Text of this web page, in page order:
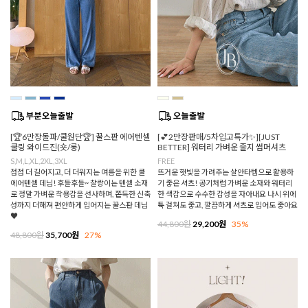
[🏆6만장돌파/쿨원단🏆] 꿀스판 에어텐셀
쿨링 와이드진(숏/롱)
S,M,L,XL,2XL,3XL
점점 더 길어지고, 더 더워지는 여름을 위한 쿨
에어텐셀 데님! 후들후들~ 찰랑이는 텐셀 소재
로 정말 가벼운 착용감을 선사하며, 쫀득한 신축
성까지 더해져 편안하게 입어지는 꿀스판 데님
♥
48,800원35,700원 27%
[💕2만장판매/5차입고특가✨][JUST
BETTER] 워터리 가벼운 줄지 썸머셔츠
FREE
뜨거운 햇빛을 가려주는 살안타템으로 활용하
기 좋은 셔츠! 공기처럼 가벼운 소재와 워터리
한 색감으로 수수한 감성을 자아내요 나시 위에
툭 걸쳐도 좋고, 깔끔하게 셔츠로 입어도 좋아요
44,800원29,200원 35%